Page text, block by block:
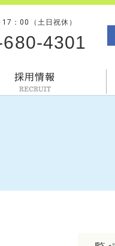
：00（土日祝休）
4301